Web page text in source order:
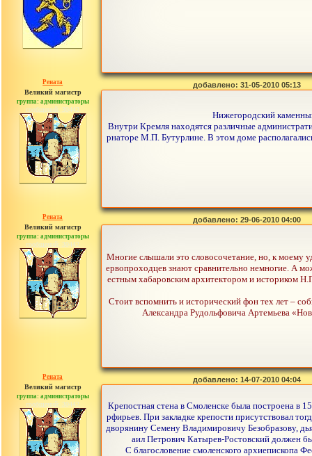
Рената
Великий магистр
группа: администраторы
сообщений: 30442
добавлено: 31-05-2010 05:13
Нижегородский
Внутри Кремля находятся различные
рнаторе М.П. Бутурлине. В этом доме
Рената
Великий магистр
группа: администраторы
сообщений: 30442
добавлено: 29-06-2010 04:00
Многие слышали это словосочетание, но, к моему
ервопроходцев знают сравнительно немногие. А
естным хабаровским архитектором и историком
Стоит вспомнить и исторический фон тех лет –
Александра Рудольфовича Артемьева
Рената
Великий магистр
группа: администраторы
сообщений: 30442
добавлено: 14-07-2010 04:04
Крепостная стена в Смоленске была построена в
рфирьев. При закладке крепости присутствовал
дворянину Семену Владимировичу Безобразову,
аил Петрович Катырев-Ростовский должен
С благословение смоленского архиепископа